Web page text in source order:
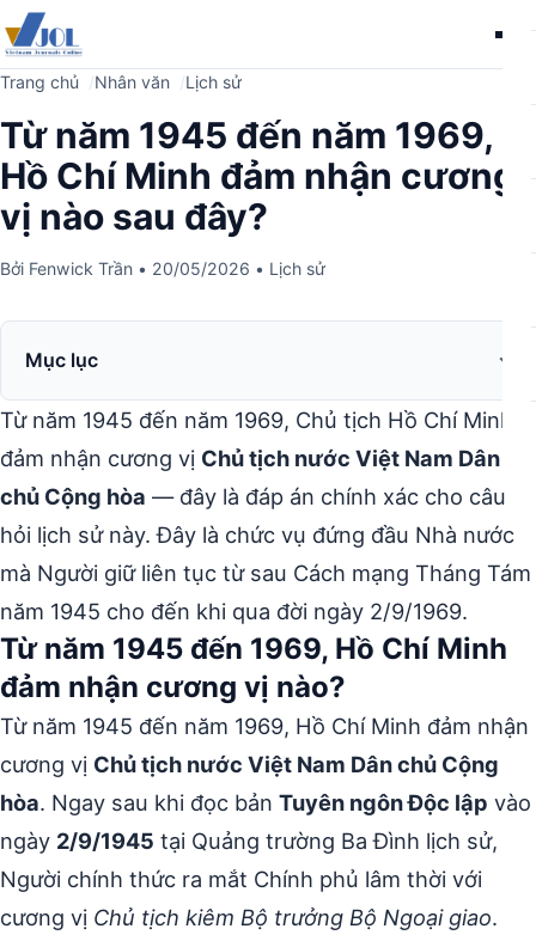
Trang chủ Nhân văn Lịch sử
Từ năm 1945 đến năm 1969,
Hồ Chí Minh đảm nhận cương
vị nào sau đây?
Bởi Fenwick Trần • 20/05/2026 • Lịch sử
Mục lục
Từ năm 1945 đến năm 1969, Chủ tịch Hồ Chí Minh
đảm nhận cương vị Chủ tịch nước Việt Nam Dân
chủ Cộng hòa — đây là đáp án chính xác cho câu
hỏi lịch sử này. Đây là chức vụ đứng đầu Nhà nước
mà Người giữ liên tục từ sau Cách mạng Tháng Tám
năm 1945 cho đến khi qua đời ngày 2/9/1969.
Từ năm 1945 đến 1969, Hồ Chí Minh
đảm nhận cương vị nào?
Từ năm 1945 đến năm 1969, Hồ Chí Minh đảm nhận
cương vị Chủ tịch nước Việt Nam Dân chủ Cộng
hòa. Ngay sau khi đọc bản Tuyên ngôn Độc lập vào
ngày 2/9/1945 tại Quảng trường Ba Đình lịch sử,
Người chính thức ra mắt Chính phủ lâm thời với
cương vị Chủ tịch kiêm Bộ trưởng Bộ Ngoại giao.